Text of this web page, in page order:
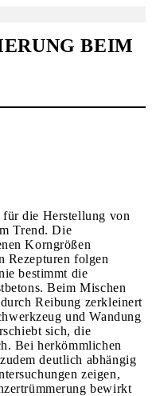
BEIM
die Herstellung von
Trend. Die
Korngrößen
Rezepturen folgen
bestimmt die
Beim Mischen
Reibung zerkleinert
und Wandung
sich, die
Bei herkömmlichen
deutlich abhängig
zeigen,
bewirkt